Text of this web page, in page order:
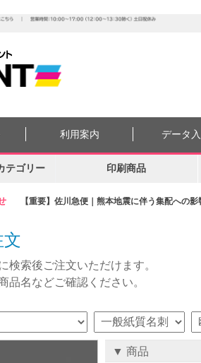
【重要】佐川急便｜熊本地震に伴う集配への
利用案内 データ
テゴリー 印刷商品
文
検索後ご注文いただけます。
品名などご確認ください。
▼ 商品